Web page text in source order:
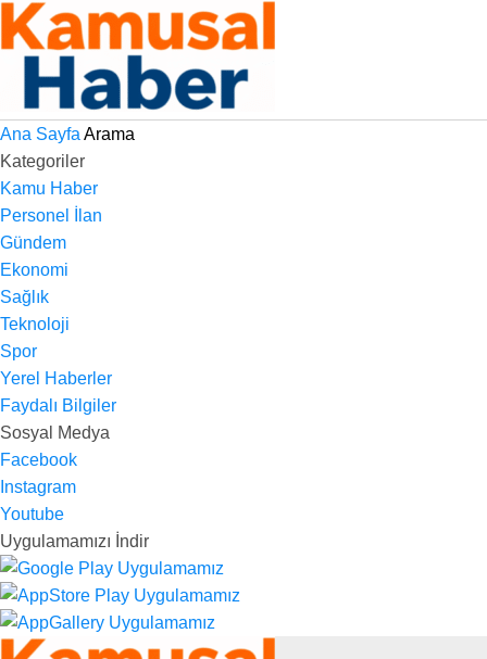
Ana Sayfa Arama
Kategoriler
Kamu Haber
Personel İlan
Gündem
Ekonomi
Sağlık
Teknoloji
Spor
Yerel Haberler
Faydalı Bilgiler
Sosyal Medya
Facebook
Instagram
Youtube
Uygulamamızı İndir